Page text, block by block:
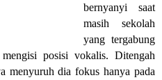
bernyanyi saat
masih sekolah
yang tergabung
posisi vokalis. Ditengah
menyuruh dia fokus hanya pada